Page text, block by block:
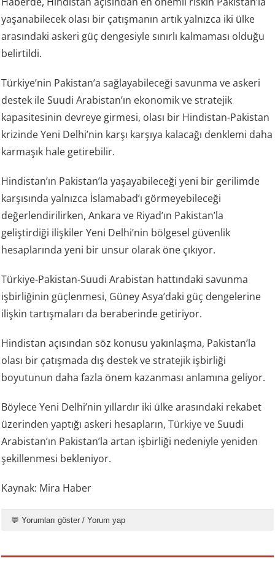
yaşanabilecek olası bir çatışmanın artık yalnızca iki ülke
arasındaki askeri güç dengesiyle sınırlı kalmaması olduğu
belirtildi.
Türkiye’nin Pakistan’a sağlayabileceği savunma ve askeri
destek ile Suudi Arabistan’ın ekonomik ve stratejik
kapasitesinin devreye girmesi, olası bir Hindistan-Pakistan
krizinde Yeni Delhi’nin karşı karşıya kalacağı denklemi daha
karmaşık hale getirebilir.
Hindistan’ın Pakistan’la yaşayabileceği yeni bir gerilimde
karşısında yalnızca İslamabad’ı görmeyebileceği
değerlendirilirken, Ankara ve Riyad’ın Pakistan’la
geliştirdiği ilişkiler Yeni Delhi’nin bölgesel güvenlik
hesaplarında yeni bir unsur olarak öne çıkıyor.
Türkiye-Pakistan-Suudi Arabistan hattındaki savunma
işbirliğinin güçlenmesi, Güney Asya’daki güç dengelerine
ilişkin tartışmaları da beraberinde getiriyor.
Hindistan açısından söz konusu yakınlaşma, Pakistan’la
olası bir çatışmada dış destek ve stratejik işbirliği
boyutunun daha fazla önem kazanması anlamına geliyor.
Böylece Yeni Delhi’nin yıllardır iki ülke arasındaki rekabet
üzerinden yaptığı askeri hesapların,Türkiyeve Suudi
Arabistan’ın Pakistan’la artan işbirliği nedeniyle yeniden
şekillenmesi bekleniyor.
Kaynak: Mira Haber
💬 Yorumları göster / Yorum yap